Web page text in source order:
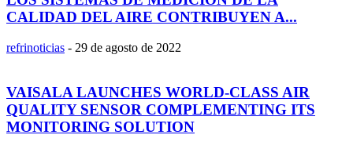
CALIDAD DEL AIRE CONTRIBUYEN A...
refrinoticias - 29 de agosto de 2022
VAISALA LAUNCHES WORLD-CLASS AIR
QUALITY SENSOR COMPLEMENTING ITS
MONITORING SOLUTION